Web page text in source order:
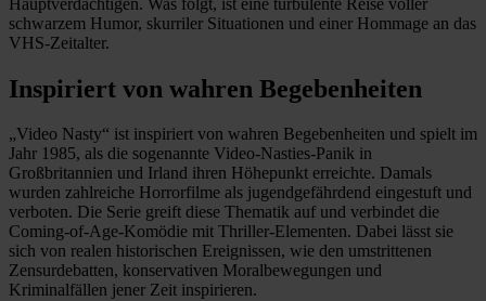
schwarzem Humor, skurriler Situationen und einer Hommage an das
VHS-Zeitalter.
Inspiriert von wahren Begebenheiten
„Video Nasty“ ist inspiriert von wahren Begebenheiten und spielt im
Jahr 1985, als die sogenannte Video-Nasties-Panik in
Großbritannien und Irland ihren Höhepunkt erreichte. Damals
wurden zahlreiche Horrorfilme als jugendgefährdend eingestuft und
verboten. Die Serie greift diese Thematik auf und verbindet die
Coming-of-Age-Komödie mit Thriller-Elementen. Dabei lässt sie
sich von realen historischen Ereignissen, wie den umstrittenen
Zensurdebatten, konservativen Moralbewegungen und
Kriminalfällen jener Zeit inspirieren.